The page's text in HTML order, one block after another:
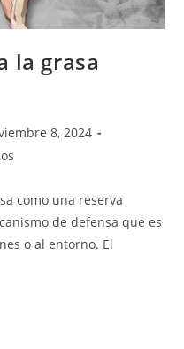
la grasa
8, 2024
como una reserva
de defensa que es
o al entorno. El